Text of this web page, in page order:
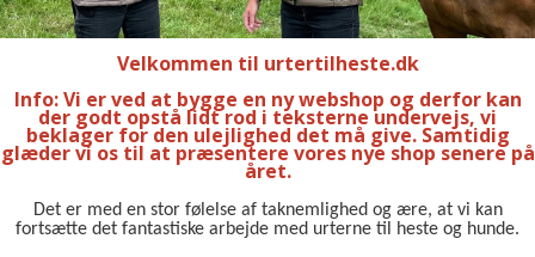
KONTAKT
NYHEDSBREV
Velkommen til urtertilheste.dk
Info: Vi er ved at bygge en ny webshop og derfor kan
der godt opstå lidt rod i teksterne undervejs, vi
beklager for den ulejlighed det må give. Samtidig
glæder vi os til at præsentere vores nye shop senere på
året.
Det er med en stor følelse af taknemlighed og ære, at vi kan
fortsætte det fantastiske arbejde med urterne til heste og hunde.